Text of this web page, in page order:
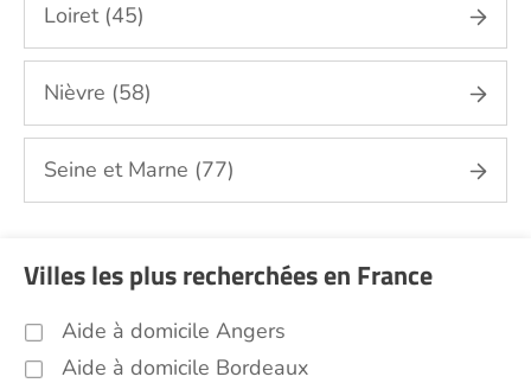
Loiret (45)
Nièvre (58)
Seine et Marne (77)
Villes les plus recherchées en France
Aide à domicile Angers
Aide à domicile Bordeaux